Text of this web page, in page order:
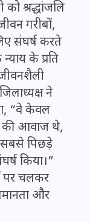
श्रद्धांजलि
गरीबों,
संघर्ष करते
के प्रति
ने
“वे केवल
की आवाज थे,
पिछड़े
किया।”
पर चलकर
और